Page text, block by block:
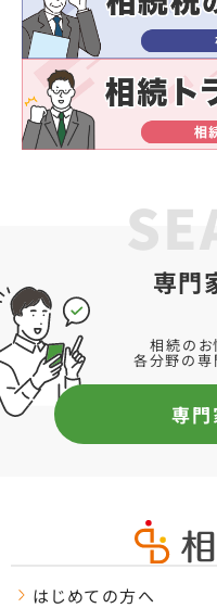
専門
相続のお
各分野の専
専門
はじめての方へ